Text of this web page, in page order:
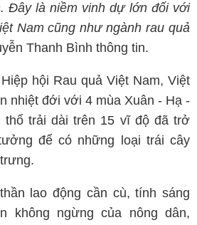
. Đây là niềm vinh dự lớn đối với
Nam cũng như ngành rau quả
Thanh Bình thông tin.
hội Rau quả Việt Nam, Việt
nhiệt đới với 4 mùa Xuân - Hạ -
thổ trải dài trên 15 vĩ độ đã trở
để có những loại trái cây
lao động cần cù, tính sáng
không ngừng của nông dân,